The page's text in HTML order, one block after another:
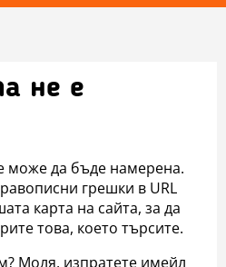
не е
може да бъде намерена.
грешки в URL
карта на сайта, за да
това, което търсите.
Моля, изпратете имейл